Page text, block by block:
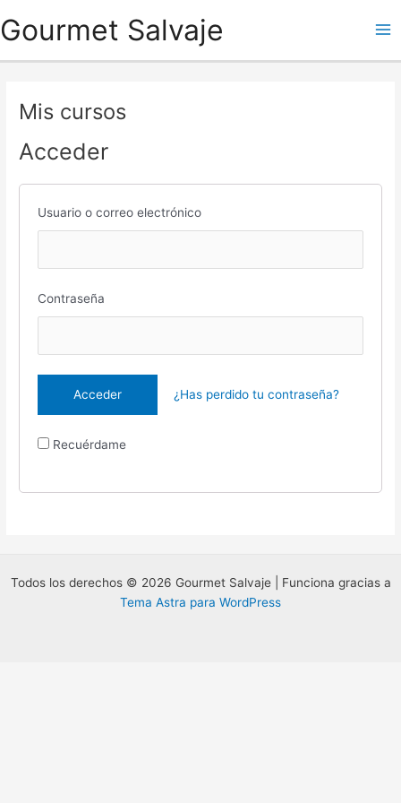
alGourmet Salvaje
Mis cursos
Acceder
Usuario o correo electrónico
Contraseña
¿Has perdido tu contraseña?
Recuérdame
Todos los derechos © 2026 Gourmet Salvaje | Funciona gracias a
Tema Astra para WordPress